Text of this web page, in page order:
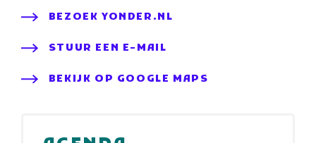
BEZOEK YONDER.NL
STUUR EEN E-MAIL
BEKIJK OP GOOGLE MAPS